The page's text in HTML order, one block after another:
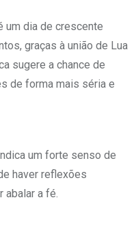
um dia de crescente
graças à união de Lua
sugere a chance de
de forma mais séria e
um forte senso de
haver reflexões
abalar a fé.